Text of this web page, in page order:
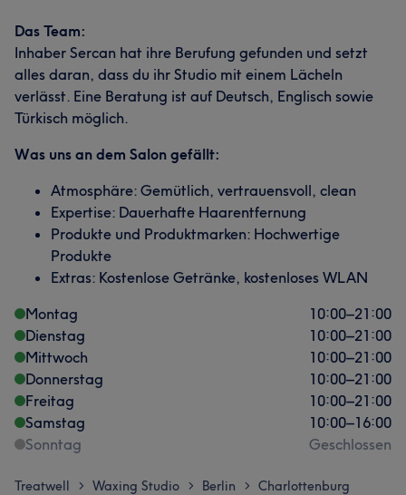
Das Team:
Inhaber Sercan hat ihre Berufung gefunden und setzt
alles daran, dass du ihr Studio mit einem Lächeln
verlässt. Eine Beratung ist auf Deutsch, Englisch sowie
Türkisch möglich.
Was uns an dem Salon gefällt:
Atmosphäre: Gemütlich, vertrauensvoll, clean
Expertise: Dauerhafte Haarentfernung
Produkte und Produktmarken: Hochwertige
Produkte
Extras: Kostenlose Getränke, kostenloses WLAN
Montag
10:00–21:00
Dienstag
10:00–21:00
Mittwoch
10:00–21:00
Donnerstag
10:00–21:00
Freitag
10:00–21:00
Samstag
10:00–16:00
Sonntag
Geschlossen
Treatwell > Waxing Studio > Berlin > Charlottenburg